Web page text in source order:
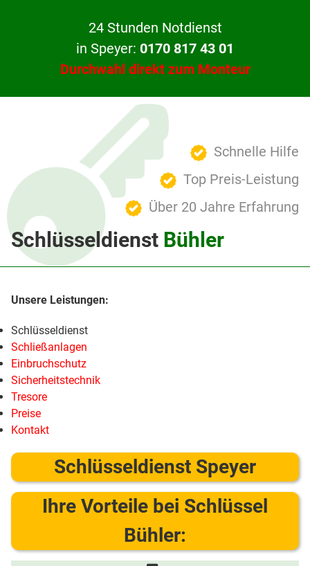
24 Stunden Notdienst
in Speyer: 0170 817 43 01
Durchwahl direkt zum Monteur
Schnelle Hilfe
Top Preis-Leistung
Über 20 Jahre Erfahrung
Schlüsseldienst Bühler
Schlüsseldienst
Schließanlagen
Einbruchschutz
Sicherheitstechnik
Tresore
Preise
Kontakt
Schlüsseldienst Speyer
Ihre Vorteile bei Schlüssel
Bühler: